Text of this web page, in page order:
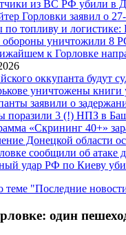
из ВС РФ убили в
Горловки заявил о
по топливу и
уничтожили 8
к Горловке
оккупанта будут
уничтожены книги
заявили о
поразили 3 (!) НПЗ в
«Скрининг 40+»
Донецкой области
сообщили об атаке
удар РФ по Киеву
теме "Последние
один